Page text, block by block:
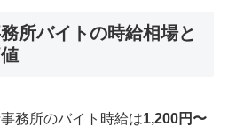
所バイトの時給相場と
務所のバイト時給は1,200円〜